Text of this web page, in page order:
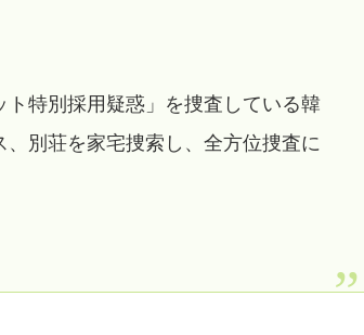
特別採用疑惑」を捜査している韓
別荘を家宅捜索し、全方位捜査に